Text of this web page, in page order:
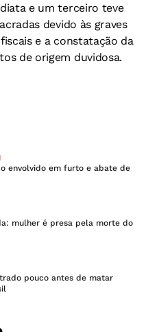
e um terceiro teve
devido às graves
e a constatação da
de origem duvidosa.
envolvido em furto e abate de
mulher é presa pela morte do
pouco antes de matar